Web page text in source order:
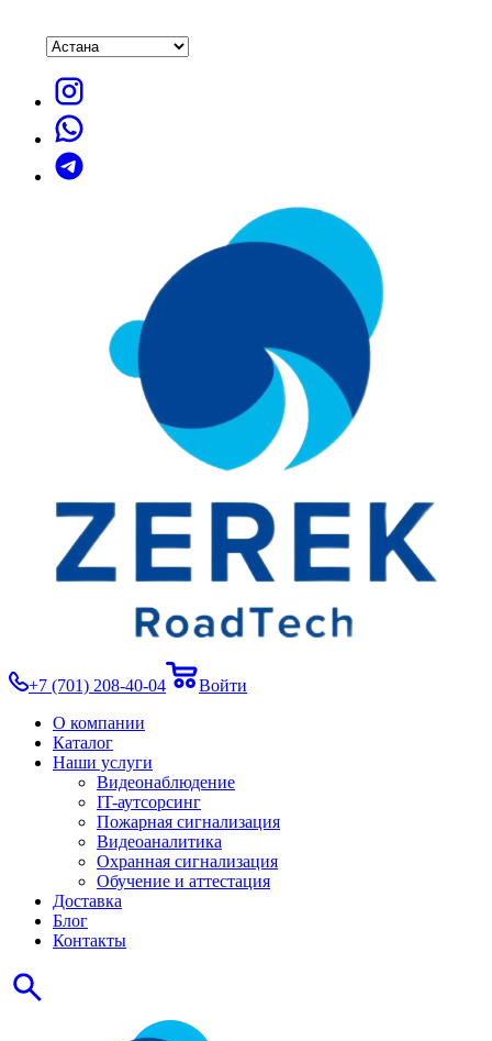
+7 (701) 208-40-04
Войти
О компании
Каталог
Наши услуги
Видеонаблюдение
IT-аутсорсинг
Пожарная сигнализация
Видеоаналитика
Охранная сигнализация
Обучение и аттестация
Доставка
Блог
Контакты